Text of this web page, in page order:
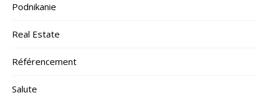
Podnikanie
Real Estate
Référencement
Salute